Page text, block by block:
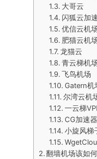
大哥云
闪狐云加
优信云机
肥猫云机
龙猫云
青云梯机
飞鸟机场
Gatern机
尔湾云机
一云梯
CG加速器
小旋风梯
翻墙机场该如